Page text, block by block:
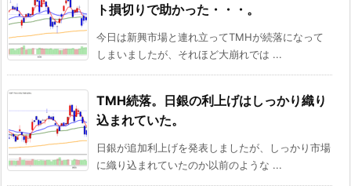
ト損切りで助かった・・・。
今日は新興市場と連れ立ってTMHが続落になって
しまいましたが、それほど大崩れでは ...
TMH続落。日銀の利上げはしっかり織り
込まれていた。
日銀が追加利上げを発表しましたが、しっかり市場
に織り込まれていたのか以前のような ...